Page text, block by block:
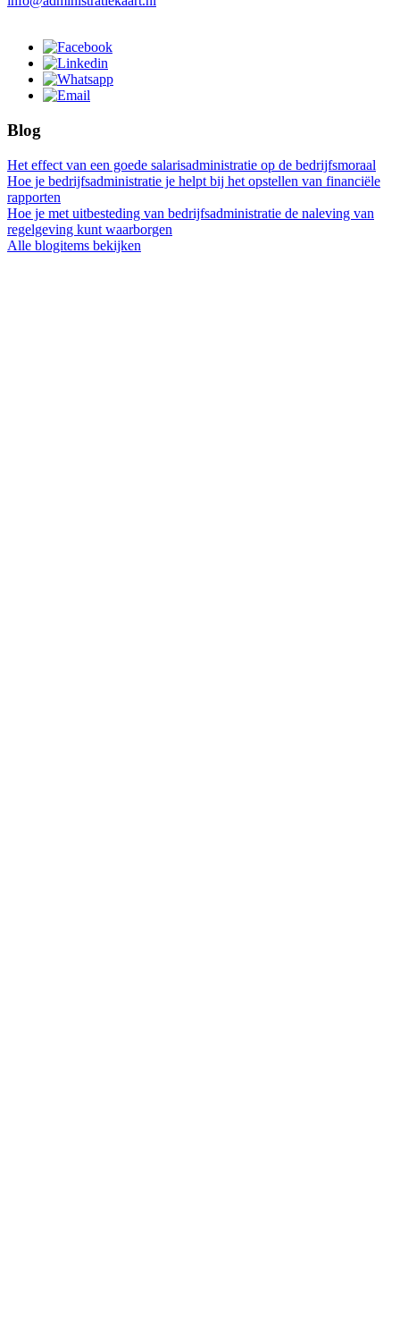
Blog
Het effect van een goede salarisadministratie op de bedrijfsmoraal
Hoe je bedrijfsadministratie je helpt bij het opstellen van financiële
rapporten
Hoe je met uitbesteding van bedrijfsadministratie de naleving van
regelgeving kunt waarborgen
Alle blogitems bekijken